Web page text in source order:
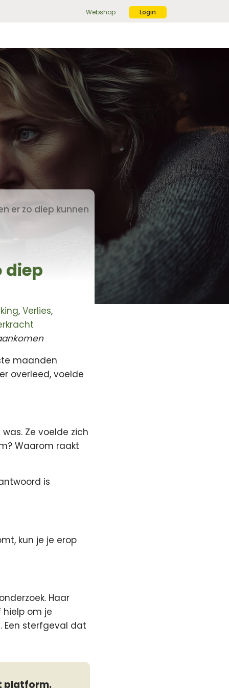
Webshop Login
er zo diep kunnen
diep
, Verlies,
maanden
overleed, voelde
Ze voelde zich
Waarom raakt
is
kun je je erop
Haar
om je
Een sterfgeval dat
platform.